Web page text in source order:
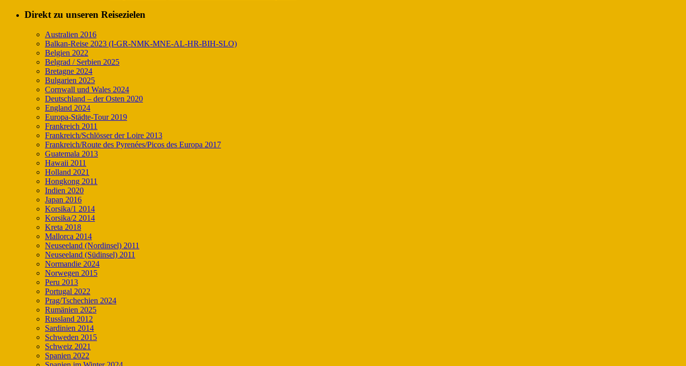
Direkt zu unseren Reisezielen
Australien 2016
Balkan-Reise 2023 (I-GR-NMK-MNE-AL-HR-BIH-SLO)
Belgien 2022
Belgrad / Serbien 2025
Bretagne 2024
Bulgarien 2025
Cornwall und Wales 2024
Deutschland – der Osten 2020
England 2024
Europa-Städte-Tour 2019
Frankreich 2011
Frankreich/Schlösser der Loire 2013
Frankreich/Route des Pyrenées/Picos des Europa 2017
Guatemala 2013
Hawaii 2011
Holland 2021
Hongkong 2011
Indien 2020
Japan 2016
Korsika/1 2014
Korsika/2 2014
Kreta 2018
Mallorca 2014
Neuseeland (Nordinsel) 2011
Neuseeland (Südinsel) 2011
Normandie 2024
Norwegen 2015
Peru 2013
Portugal 2022
Prag/Tschechien 2024
Rumänien 2025
Russland 2012
Sardinien 2014
Schweden 2015
Schweiz 2021
Spanien 2022